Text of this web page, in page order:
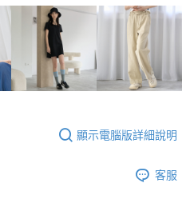
顯示電腦版詳細說明
客服